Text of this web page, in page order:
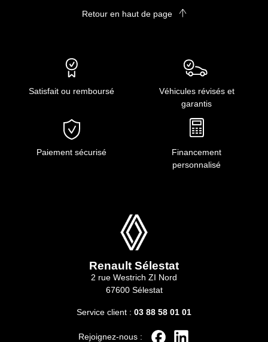
Retour en haut de page
Satisfait ou remboursé
Véhicules révisés et
garantis
Paiement sécurisé
Financement
personnalisé
Renault Sélestat
2 rue Westrich ZI Nord
67600 Sélestat
Service client : 03 88 58 01 01
Rejoignez-nous :